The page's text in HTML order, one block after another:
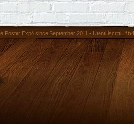
Poster Expó since September 2011 • Utenti iscritti: 364